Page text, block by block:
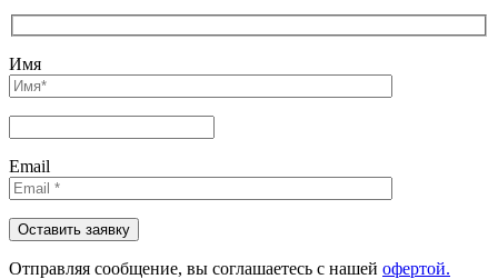
Имя
Email
Отправляя сообщениe, вы соглашаетесь с нашей офертой.